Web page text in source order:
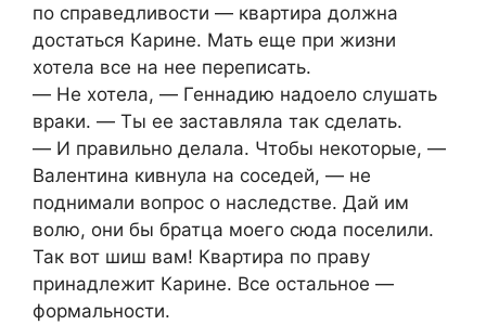
по справедливости ― квартира должна
достаться Карине. Мать еще при жизни
хотела все на нее переписать.
― Не хотела, ― Геннадию надоело слушать
враки. ― Ты ее заставляла так сделать.
― И правильно делала. Чтобы некоторые, ―
Валентина кивнула на соседей, ― не
поднимали вопрос о наследстве. Дай им
волю, они бы братца моего сюда поселили.
Так вот шиш вам! Квартира по праву
принадлежит Карине. Все остальное ―
формальности.